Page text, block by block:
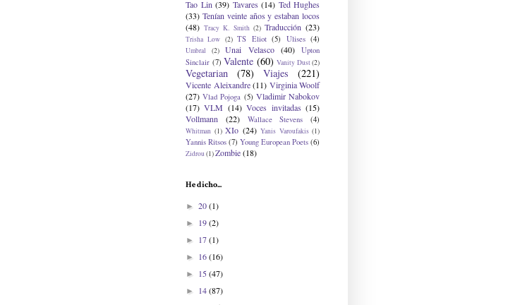
Tao Lin (39) Tavares (14) Ted Hughes
(33) Tenían veinte años y estaban locos
(48) Tracy K. Smith (2) Traducción (23)
Trisha Low (2) TS Eliot (5) Ulises (4)
Umbral (2) Unai Velasco (40)
Upton
Sinclair (7) Valente (60) Vanity Dust(2)
Vegetarian (78) Viajes (221)
Vicente Aleixandre (11) Virginia Woolf
(27) Vlad Pojoga (5) Vladimir Nabokov
(17) VLM (14) Voces invitadas (15)
Vollmann
(22) Wallace Stevens (4)
Whitman (1) XIo (24) Yanis Varoufakis (1)
Yannis Ritsos (7) Young European Poets (6)
Zidrou(1)Zombie(18)
He dicho...
► 20(1)
► 19(2)
► 17(1)
► 16(16)
► 15(47)
► 14(87)